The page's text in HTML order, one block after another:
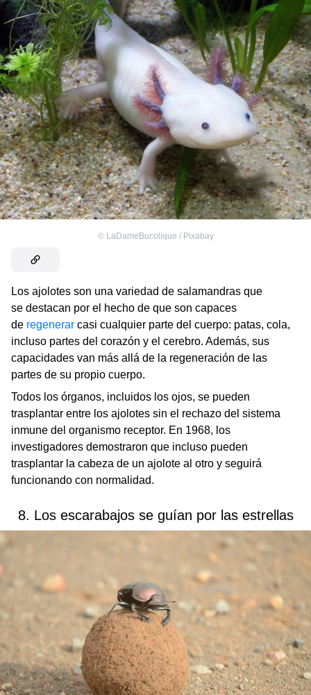
© LaDameBucolique / Pixabay
Los ajolotes son una variedad de salamandras que
se destacan por el hecho de que son capaces
de regenerar casi cualquier parte del cuerpo: patas, cola,
incluso partes del corazón y el cerebro. Además, sus
capacidades van más allá de la regeneración de las
partes de su propio cuerpo.
Todos los órganos, incluidos los ojos, se pueden
trasplantar entre los ajolotes sin el rechazo del sistema
inmune del organismo receptor. En 1968, los
investigadores demostraron que incluso pueden
trasplantar la cabeza de un ajolote al otro y seguirá
funcionando con normalidad.
8. Los escarabajos se guían por las estrellas